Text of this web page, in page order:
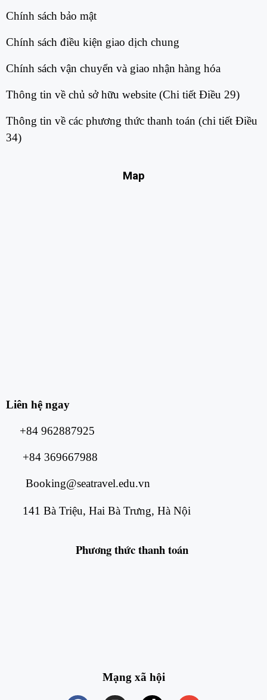
Chính sách bảo mật​
Chính sách điều kiện giao dịch chung​
Chính sách vận chuyển và giao nhận hàng hóa​
Thông tin về chủ sở hữu website (Chi tiết Điều 29)​
Thông tin về các phương thức thanh toán (chi tiết Điều
34)​
Map
Liên hệ ngay
+84 962887925
+84 369667988
Booking@seatravel.edu.vn
141 Bà Triệu, Hai Bà Trưng, Hà Nội
Phương thứcthanh toán
Mạng xã hội